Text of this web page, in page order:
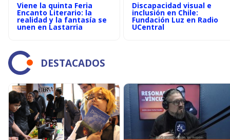
Viene la quinta Feria
Encanto Literario: la
realidad y la fantasía se
unen en Lastarria
Discapacidad visual e
inclusión en Chile:
Fundación Luz en Radio
UCentral
DESTACADOS